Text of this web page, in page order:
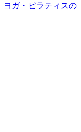
ヨガ・ピラティスの